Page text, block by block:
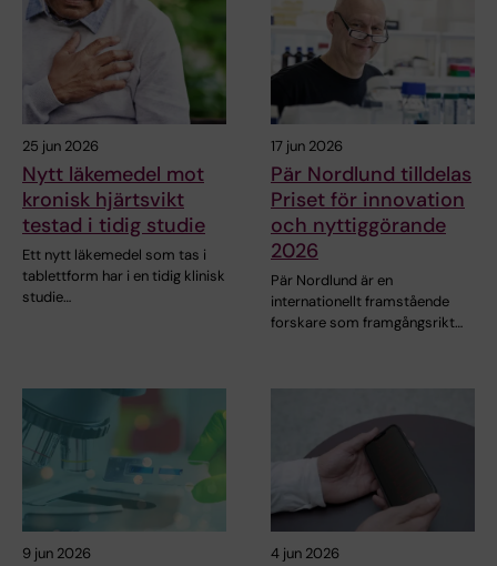
25 jun 2026
Nytt läkemedel mot
kronisk hjärtsvikt
testad i tidig studie
Ett nytt läkemedel som tas i
tablettform har i en tidig klinisk
studie…
17 jun 2026
Pär Nordlund tilldelas
Priset för innovation
och nyttiggörande
2026
Pär Nordlund är en
internationellt framstående
forskare som framgångsrikt…
9 jun 2026 4 jun 2026